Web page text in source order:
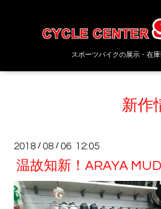
スポーツバイクの展示・在
新作
2018 /08 /06 12:05
温故知新！ARAYA